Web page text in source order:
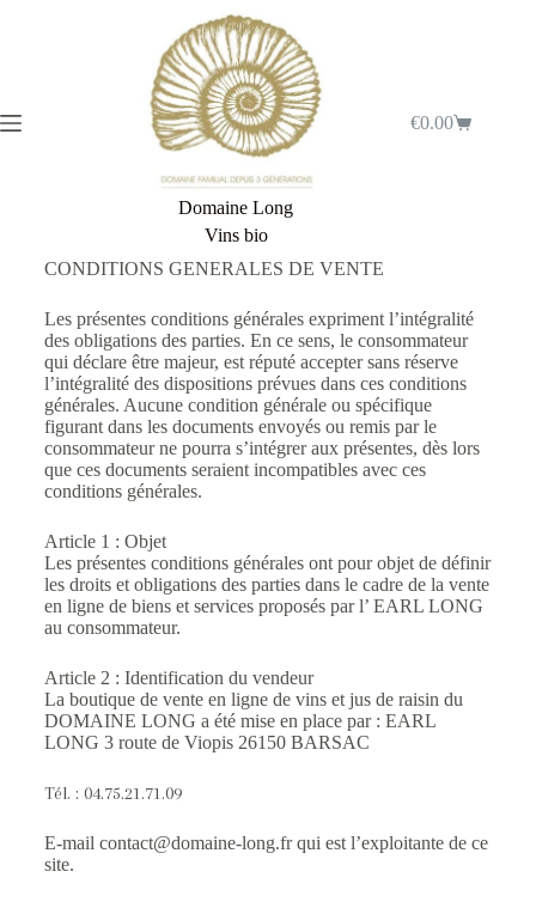
Domaine Long
Vins bio
€0.00
CONDITIONS GENERALES DE VENTE
Les présentes conditions générales expriment l’intégralité
des obligations des parties. En ce sens, le consommateur
qui déclare être majeur, est réputé accepter sans réserve
l’intégralité des dispositions prévues dans ces conditions
générales. Aucune condition générale ou spécifique
figurant dans les documents envoyés ou remis par le
consommateur ne pourra s’intégrer aux présentes, dès lors
que ces documents seraient incompatibles avec ces
conditions générales.
Article 1 : Objet
Les présentes conditions générales ont pour objet de définir
les droits et obligations des parties dans le cadre de la vente
en ligne de biens et services proposés par l’ EARL LONG
au consommateur.
Article 2 : Identification du vendeur
La boutique de vente en ligne de vins et jus de raisin du
DOMAINE LONG a été mise en place par : EARL
LONG 3 route de Viopis 26150 BARSAC
Tél. : 04.75.21.71.09
E-mail contact@domaine-long.frqui est l’exploitante de ce
site.